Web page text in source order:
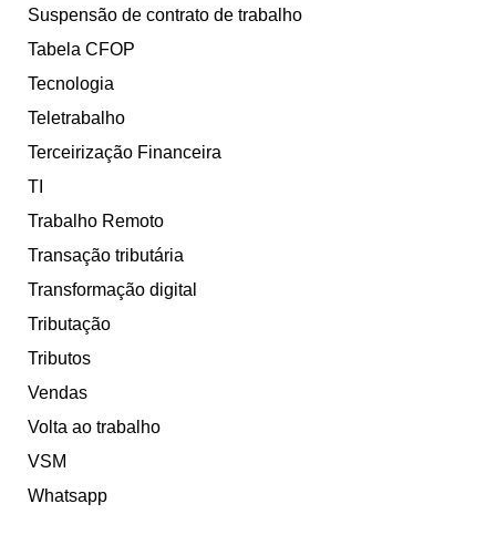
Suspensão de contrato de trabalho
Tabela CFOP
Tecnologia
Teletrabalho
Terceirização Financeira
TI
Trabalho Remoto
Transação tributária
Transformação digital
Tributação
Tributos
Vendas
Volta ao trabalho
VSM
Whatsapp